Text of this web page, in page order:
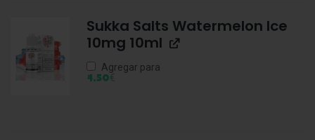
Sukka Salts Watermelon Ice
10mg 10ml
Agregar para
4,50€